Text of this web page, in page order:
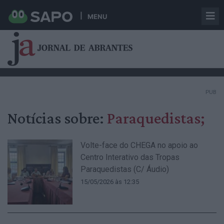
MENU
PUB
Notícias sobre: Paraquedistas;
Volte-face do CHEGA no apoio ao
Centro Interativo das Tropas
Paraquedistas (C/ Áudio)
15/05/2026 às 12:35